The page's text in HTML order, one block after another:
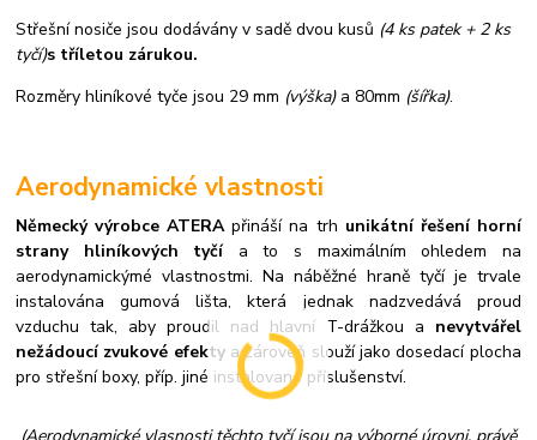
Střešní nosiče jsou dodávány v sadě dvou kusů (4 ks patek + 2 ks
tyčí)s tříletou zárukou.
Rozměry hliníkové tyče jsou 29 mm (výška)a 80mm (šířka).
Aerodynamické vlastnosti
Německý výrobce ATERApřináší na trh unikátní řešení horní
strany hliníkových tyčí a to s maximálním ohledem na
aerodynamickýmé vlastnostmi. Na náběžné hraně tyčí je trvale
instalována gumová lišta, která jednak nadzvedává proud
vzduchu tak, aby proudil nad hlavní T-drážkou a nevytvářel
nežádoucí zvukové efektya zároveň slouží jako dosedací plocha
pro střešní boxy, příp. jiné instalované příslušenství.